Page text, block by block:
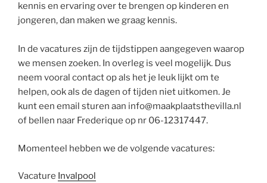
kennis en ervaring over te brengen op kinderen en
jongeren, dan maken we graag kennis.
In de vacatures zijn de tijdstippen aangegeven waarop
we mensen zoeken. In overleg is veel mogelijk. Dus
neem vooral contact op als het je leuk lijkt om te
helpen, ook als de dagen of tijden niet uitkomen. Je
kunt een email sturen aan info@maakplaatsthevilla.nl
of bellen naar Frederique op nr 06-12317447.
Momenteel hebben we de volgende vacatures:
Vacature Invalpool